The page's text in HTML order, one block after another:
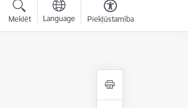
Meklēt Language Piekļūstamība